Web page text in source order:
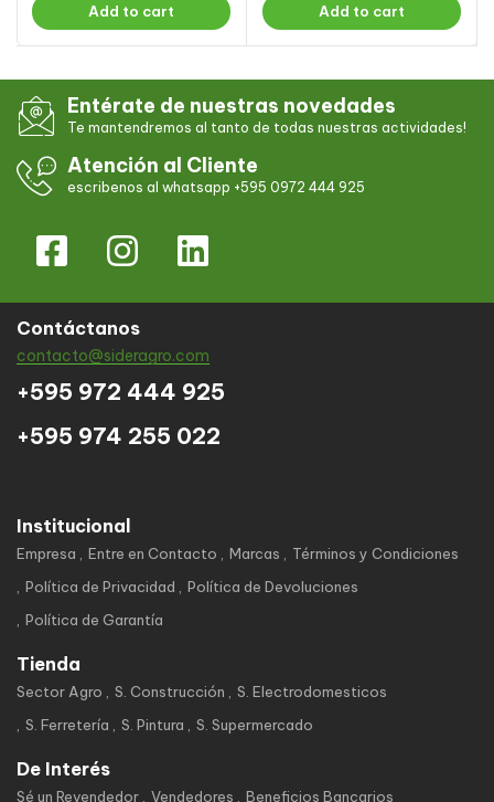
Add to cart Add to cart
Entérate de nuestras novedades
Te mantendremos al tanto de todas nuestras actividades!
Atención al Cliente
escribenos al whatsapp +595 0972 444 925
Contáctanos
contacto@sideragro.com
+595 972 444 925
+595 974 255 022
Institucional
Empresa Entre en Contacto Marcas
Términos y Condiciones
Política de Privacidad
Política de Devoluciones
Política de Garantía
Tienda
Sector Agro S. Construcción
S. Electrodomesticos
S. Ferretería
S. Pintura S. Supermercado
De Interés
Sé un Revendedor Vendedores Beneficios Bancarios